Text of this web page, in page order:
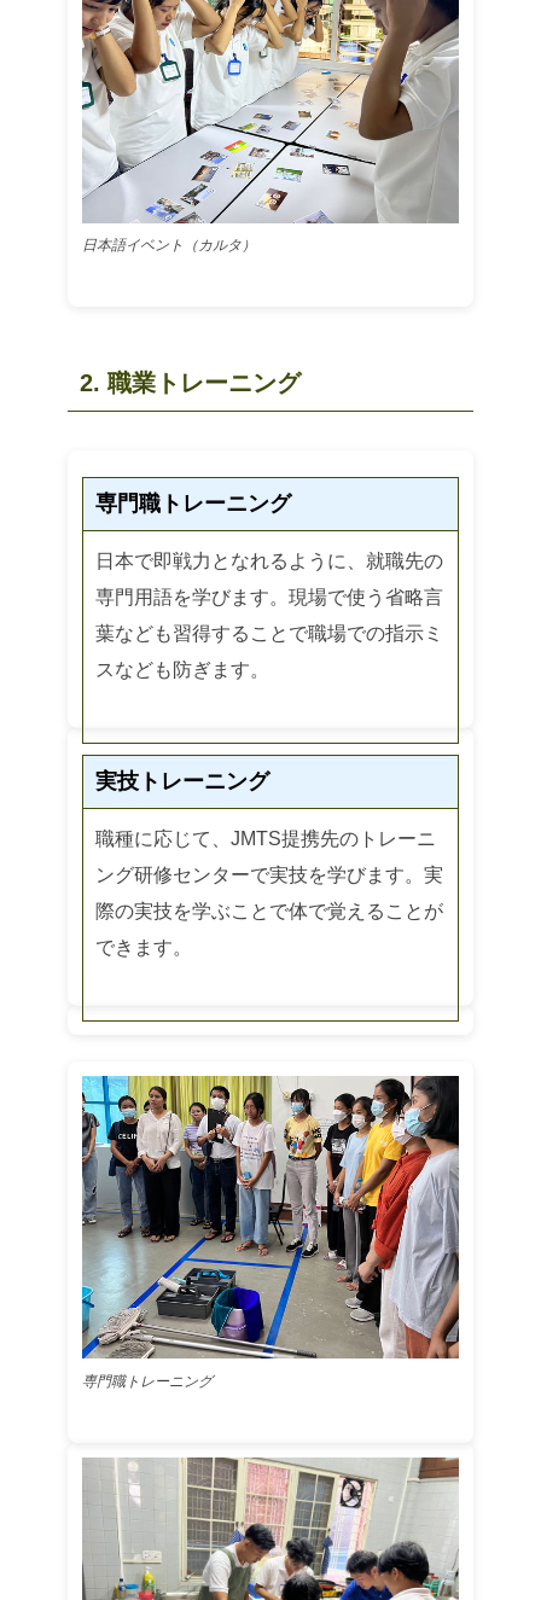
日本語イベント（カルタ）
2. 職業トレーニング
専門職トレーニング
日本で即戦力となれるように、就職先の
専門用語を学びます。現場で使う省略言
葉なども習得することで職場での指示ミ
スなども防ぎます。
実技トレーニング
職種に応じて、JMTS提携先のトレーニ
ング研修センターで実技を学びます。実
際の実技を学ぶことで体で覚えることが
できます。
専門職トレーニング